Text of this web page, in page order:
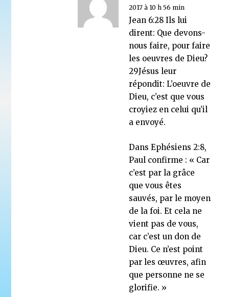
2017 à 10 h 56 min
Jean 6:28 Ils lui
dirent: Que devons-
nous faire, pour faire
les oeuvres de Dieu?
29Jésus leur
répondit: L’oeuvre de
Dieu, c’est que vous
croyiez en celui qu’il
a envoyé.
Dans Ephésiens 2:8,
Paul confirme : « Car
c’est par la grâce
que vous êtes
sauvés, par le moyen
de la foi. Et cela ne
vient pas de vous,
car c’est un don de
Dieu. Ce n’est point
par les œuvres, afin
que personne ne se
glorifie. »